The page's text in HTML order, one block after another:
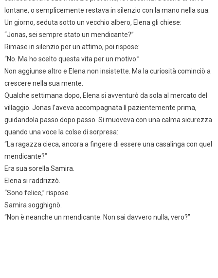
lontane, o semplicemente restava in silenzio con la mano nella sua.
Un giorno, seduta sotto un vecchio albero, Elena gli chiese:
“Jonas, sei sempre stato un mendicante?”
Rimase in silenzio per un attimo, poi rispose:
“No. Ma ho scelto questa vita per un motivo.”
Non aggiunse altro e Elena non insistette. Ma la curiosità cominciò a
crescere nella sua mente.
Qualche settimana dopo, Elena si avventurò da sola al mercato del
villaggio. Jonas l’aveva accompagnata lì pazientemente prima,
guidandola passo dopo passo. Si muoveva con una calma sicurezza
quando una voce la colse di sorpresa:
“La ragazza cieca, ancora a fingere di essere una casalinga con quel
mendicante?”
Era sua sorella Samira.
Elena si raddrizzò.
“Sono felice,” rispose.
Samira sogghignò.
“Non è neanche un mendicante. Non sai davvero nulla, vero?”